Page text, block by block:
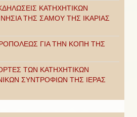
ΚΑΤΗΧΗΤΙΚΩΝ
ΤΗΣ ΣΑΜΟΥ ΤΗΣ ΙΚΑΡΙΑΣ
ΓΙΑ ΤΗΝ ΚΟΠΗ ΤΗΣ
ΤΩΝ ΚΑΤΗΧΗΤΙΚΩΝ
ΣΥΝΤΡΟΦΙΩΝ ΤΗΣ ΙΕΡΑΣ